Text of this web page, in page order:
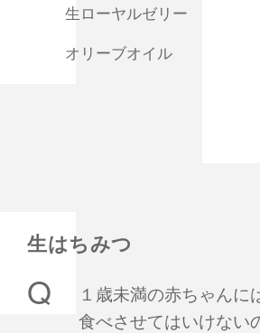
生ローヤルゼリー
オリーブオイル
生はちみつ
１歳未満の赤ちゃんに
食べさせてはいけない